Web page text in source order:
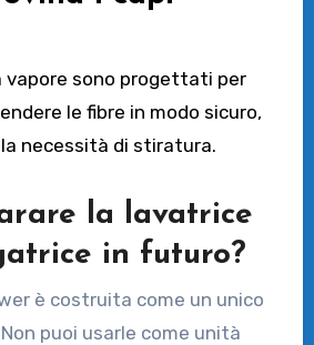
vapore sono progettati per
le fibre in modo sicuro,
necessità di stiratura.
la lavatrice
in futuro?
è costruita come un unico
puoi usarle come unità